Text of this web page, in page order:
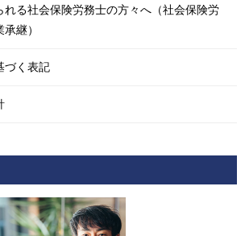
れる社会保険労務士の方々へ（社会保険労
継）
づく表記